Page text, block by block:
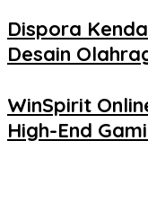
Dispora
Desain
WinSpirit
High-End